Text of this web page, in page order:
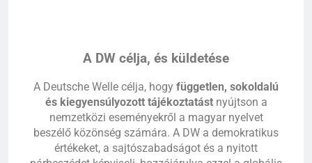
A DW célja, és küldetése
A Deutsche Welle célja, hogy független, sokoldalú
és kiegyensúlyozott tájékoztatástnyújtson a
nemzetközi eseményekről a magyar nyelvet
beszélő közönség számára. A DW a demokratikus
értékeket, a sajtószabadságot és a nyitott